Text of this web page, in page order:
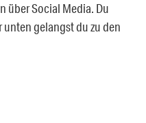
über Social Media. Du
unten gelangst du zu den